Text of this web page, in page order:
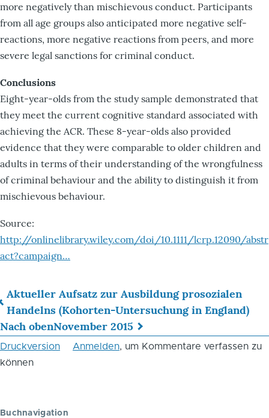
more negatively than mischievous conduct. Participants
from all age groups also anticipated more negative self-
reactions, more negative reactions from peers, and more
severe legal sanctions for criminal conduct.
Conclusions
Eight-year-olds from the study sample demonstrated that
they meet the current cognitive standard associated with
achieving the ACR. These 8-year-olds also provided
evidence that they were comparable to older children and
adults in terms of their understanding of the wrongfulness
of criminal behaviour and the ability to distinguish it from
mischievous behaviour.
Source:
http://onlinelibrary.wiley.com/doi/10.1111/lcrp.12090/abstr
act?campaign…
Links
für
das
Aktueller Aufsatz zur Ausbildung prosozialen
Handelns (Kohorten-Untersuchung in England)
Nach obenNovember 2015
Druckversion Anmelden, um Kommentare verfassen zu
können
Buchnavigation